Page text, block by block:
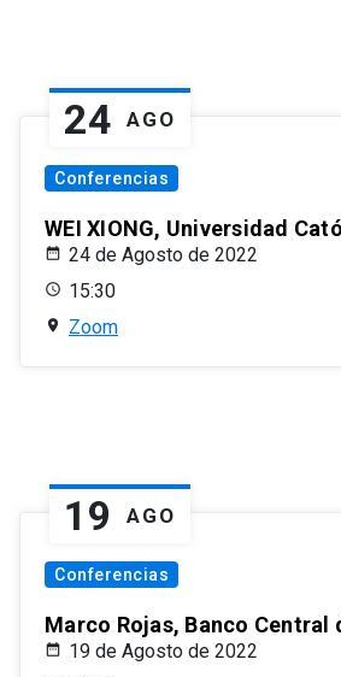
24 AGO
Conferencias
WEI XIONG, Universidad
24 de Agosto de 2022
15:30
Zoom
19 AGO
Conferencias
Marco Rojas, Banco Central
19 de Agosto de 2022